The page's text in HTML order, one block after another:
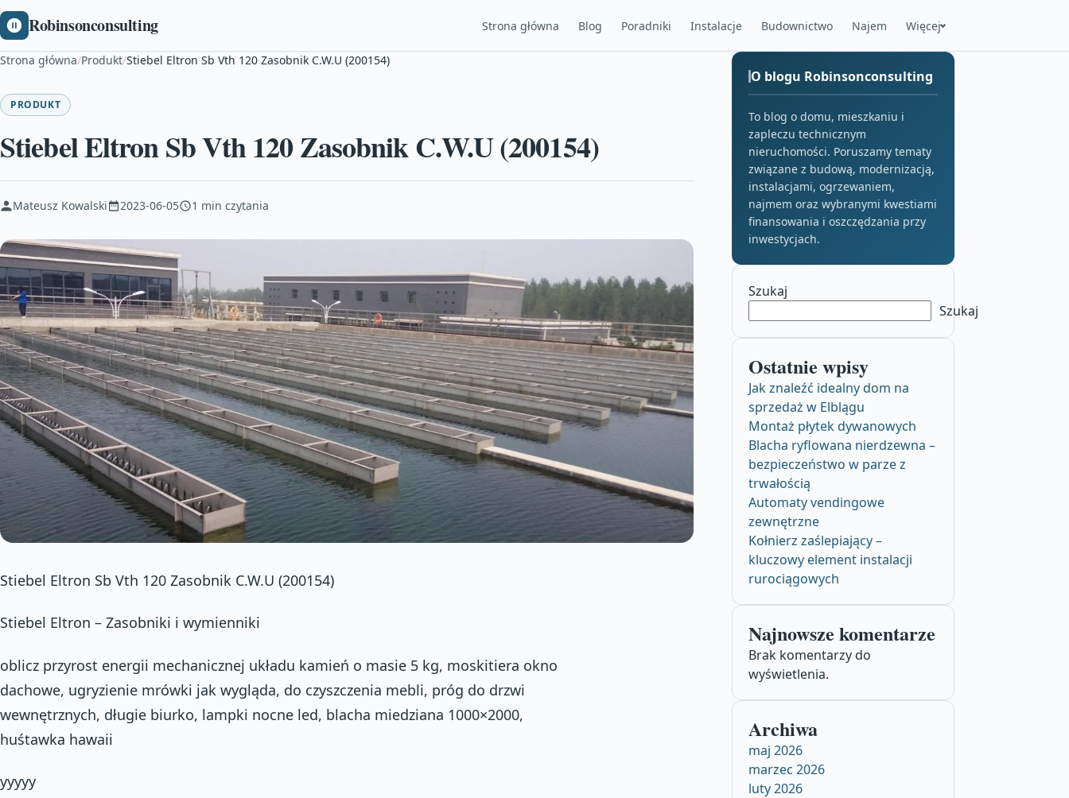
Robinsonconsulting Strona główna Blog Poradniki Instalacje Budownictwo Najem Więcej
Strona główna/Produkt/Stiebel Eltron Sb Vth 120 Zasobnik C.W.U (200154)
PRODUKT
Stiebel Eltron Sb Vth 120 Zasobnik C.W.U (200154)
Mateusz Kowalski 2023-06-05 1 min czytania
Stiebel Eltron Sb Vth 120 Zasobnik C.W.U (200154)
Stiebel Eltron – Zasobniki i wymienniki
oblicz przyrost energii mechanicznej układu kamień o masie 5 kg, moskitiera okno
dachowe, ugryzienie mrówki jak wygląda, do czyszczenia mebli, próg do drzwi
wewnętrznych, długie biurko, lampki nocne led, blacha miedziana 1000×2000,
huśtawka hawaii
yyyyy
O blogu Robinsonconsulting
To blog o domu, mieszkaniu i
zapleczu technicznym
nieruchomości. Poruszamy tematy
związane z budową, modernizacją,
instalacjami, ogrzewaniem,
najmem oraz wybranymi kwestiami
finansowania i oszczędzania przy
inwestycjach.
Szukaj
Szukaj
Ostatnie wpisy
Jak znaleźć idealny dom na
sprzedaż w Elblągu
Montaż płytek dywanowych
Blacha ryflowana nierdzewna –
bezpieczeństwo w parze z
trwałością
Automaty vendingowe
zewnętrzne
Kołnierz zaślepiający –
kluczowy element instalacji
rurociągowych
Najnowsze komentarze
Brak komentarzy do
wyświetlenia.
Archiwa
maj 2026
marzec 2026
luty 2026